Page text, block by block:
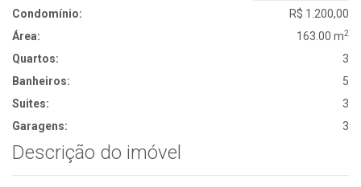
Condomínio:
R$ 1.200,00
Área:
163.00 m2
Quartos:
3
Banheiros:
5
Suites:
3
Garagens:
3
Descrição do imóvel